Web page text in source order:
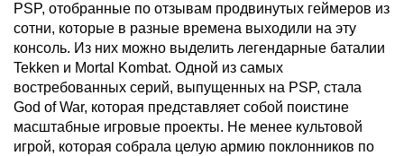
PSP, отобранные по отзывам продвинутых геймеров из
сотни, которые в разные времена выходили на эту
консоль. Из них можно выделить легендарные баталии
Tekken и Mortal Kombat. Одной из самых
востребованных серий, выпущенных на PSP, стала
God of War, которая представляет собой поистине
масштабные игровые проекты. Не менее культовой
игрой, которая собрала целую армию поклонников по